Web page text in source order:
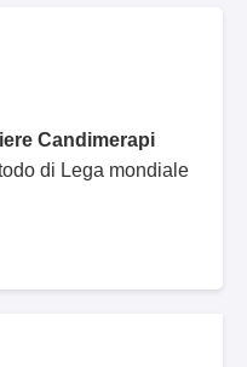
Candimerapi
di Lega mondiale